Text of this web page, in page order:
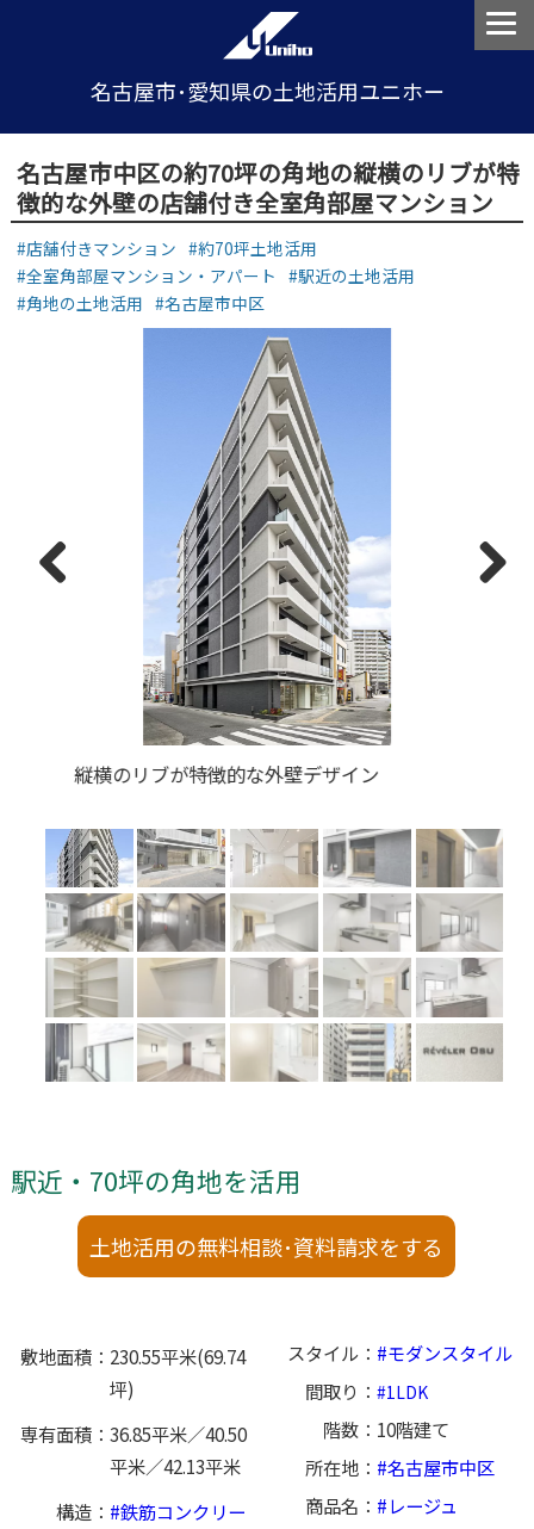
名古屋市･愛知県の土地活用ユニホー
名古屋市中区の約70坪の角地の縦横のリブが特
徴的な外壁の店舗付き全室角部屋マンション
店舗付きマンション
約70坪土地活用
全室角部屋マンション・アパート
駅近の土地活用
角地の土地活用
名古屋市中区
歩道のある大通りに面した1階店舗
駅近・70坪の角地を活用
土地活用の無料相談･資料請求をする
敷地面積
230.55平米(69.74
坪)
専有面積
36.85平米／40.50
平米／42.13平米
構造
鉄筋コンクリー
スタイル
モダンスタイル
間取り
1LDK
階数
10階建て
所在地
名古屋市中区
商品名
レージュ